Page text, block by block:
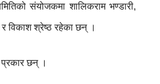
संयोजकमा शालिकराम भण्डारी,
विकाश श्रेष्ठ रहेका छन् ।
प्रकार छन् ।